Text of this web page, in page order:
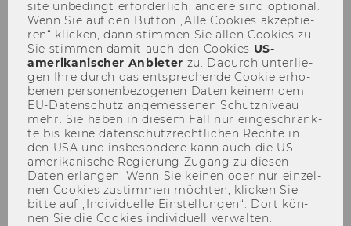
Unser Team
site un­be­dingt er­for­der­lich, an­de­re sind op­tio­nal.
Wenn Sie auf den But­ton „Alle Coo­kies ak­zep­tie­
ren“ kli­cken, dann stim­men Sie allen Coo­kies zu.
Sie stim­men damit auch den Coo­kies US-​
amerikanischer An­bie­ter zu. Da­durch un­ter­lie­
gen Ihre durch das ent­spre­chen­de Coo­kie er­ho­
be­nen per­so­nen­be­zo­ge­nen Daten kei­nem dem
EU-​Datenschutz an­ge­mes­se­nen Schutz­ni­veau
mehr. Sie haben in die­sem Fall nur ein­ge­schränk­
te bis keine da­ten­schutz­recht­li­chen Rech­te in
den USA und ins­be­son­de­re kann auch die US-​
amerikanische Re­gie­rung Zu­gang zu die­sen
Daten er­lan­gen. Wenn Sie kei­nen oder nur ein­zel­
nen Coo­kies zu­stim­men möch­ten, kli­cken Sie
bitte auf „In­di­vi­du­el­le Ein­stel­lun­gen“. Dort kön­
nen Sie die Coo­kies in­di­vi­du­ell ver­wal­ten.